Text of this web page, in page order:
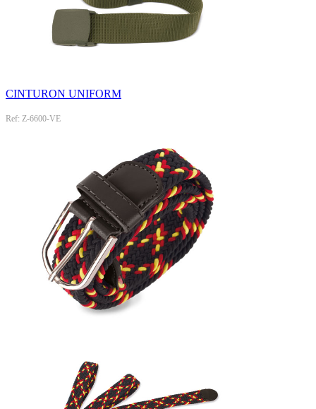
CINTURON UNIFORM
Ref: Z-6600-VE